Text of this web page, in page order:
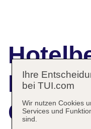
Hotel
Coma
Ihre
bei TUI.com
Wir nutzen Cookies
Services und
sind.